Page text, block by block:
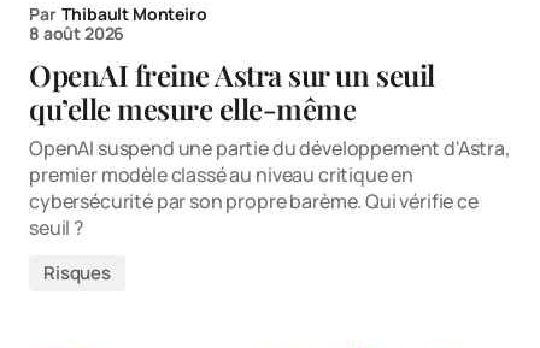
Par Thibault Monteiro
8 août 2026
OpenAI freine Astra sur un seuil
qu’elle mesure elle-même
OpenAI suspend une partie du développement d'Astra,
premier modèle classé au niveau critique en
cybersécurité par son propre barème. Qui vérifie ce
seuil ?
Risques